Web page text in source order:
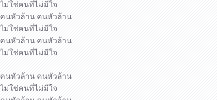
ไม่ใช่คนที่ไม่มีใจ
คนหัวล้าน คนหัวล้าน
ไม่ใช่คนที่ไม่มีใจ
คนหัวล้าน คนหัวล้าน
ไม่ใช่คนที่ไม่มีใจ
คนหัวล้าน คนหัวล้าน
ไม่ใช่คนที่ไม่มีใจ